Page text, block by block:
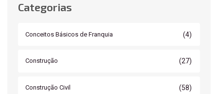
Categorias
Conceitos Básicos de Franquia (4)
Construção (27)
Construção Civil (58)